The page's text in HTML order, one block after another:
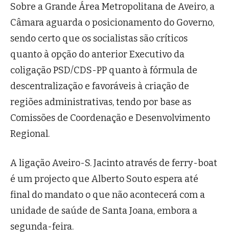
Sobre a Grande Área Metropolitana de Aveiro, a
Câmara aguarda o posicionamento do Governo,
sendo certo que os socialistas são críticos
quanto à opção do anterior Executivo da
coligação PSD/CDS-PP quanto à fórmula de
descentralização e favoráveis à criação de
regiões administrativas, tendo por base as
Comissões de Coordenação e Desenvolvimento
Regional.
A ligação Aveiro-S. Jacinto através de ferry-boat
é um projecto que Alberto Souto espera até
final do mandato o que não acontecerá com a
unidade de saúde de Santa Joana, embora a
segunda-feira.